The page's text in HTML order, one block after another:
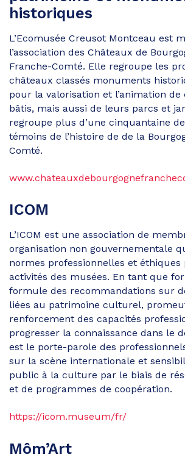
historiques
L’Ecomusée Creusot Montceau est
l’association des Châteaux de
Franche-Comté. Elle regroupe les
châteaux classés monuments
pour la valorisation et l’animation de
bâtis, mais aussi de leurs parcs et
regroupe plus d’une cinquantaine
témoins de l’histoire de de la
Comté.
ICOM
L’ICOM est une association de
organisation non gouvernementale
normes professionnelles et éthiques
activités des musées. En tant que
formule des recommandations sur
liées au patrimoine culturel,
renforcement des capacités
progresser la connaissance dans le
est le porte-parole des
sur la scène internationale et
public à la culture par le biais de
et de programmes de coopération.
https://icom.museum/fr/
Môm’Art